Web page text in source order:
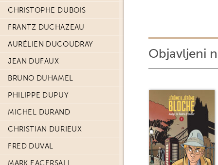
CHRISTOPHE DUBOIS
FRANTZ DUCHAZEAU
AURÉLIEN DUCOUDRAY
JEAN DUFAUX
BRUNO DUHAMEL
PHILIPPE DUPUY
MICHEL DURAND
CHRISTIAN DURIEUX
FRED DUVAL
MARK EACERSALL
Objavljeni